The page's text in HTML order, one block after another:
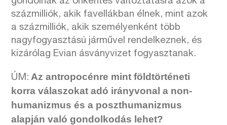
százmilliók, akik favellákban élnek, mint azok
a százmilliók, akik személyenként több
nagyfogyasztású járművel rendelkeznek, és
kizárólag Evian ásványvizet fogyasztanak.
ÚM: Az antropocénre mint földtörténeti
korra válaszokat adó irányvonal a non-
humanizmus és a poszthumanizmus
alapján való gondolkodás lehet?